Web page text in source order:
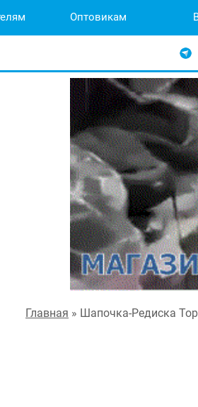
Оптовикам
Главная » Шапочка-Редиска